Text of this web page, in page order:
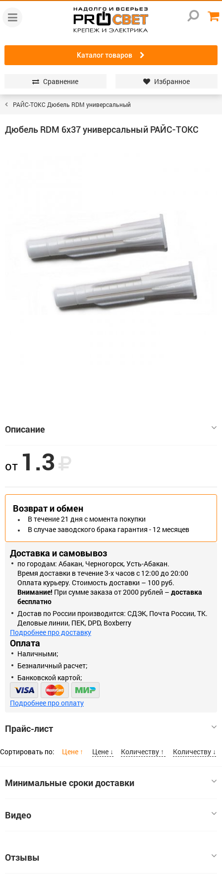
Каталог товаров
Сравнение Избранное
РАЙС-ТОКС Дюбель RDM универсальный
Дюбель RDM 6х37 универсальный РАЙС-ТОКС
Описание
Универсальный дюбель RD используется для стандартных
креплений с помощью универсальных шурупов в сплошных и
как в кирпиче, бетоне, так и в гипсокартоне.
Характеристики товара: Вес брутто, кг: 0,73 Основание - Бетон,
кирпич, гипсокартон. Диаметр, мм - 6. Длина, мм - 37.
* Изображения товаров на фотографиях, представленных на
сайте, могут отличаться от оригиналов.
от 1.3
Возврат и обмен
В течение 21 дня с момента покупки
В случае заводского брака гарантия - 12 месяцев
Доставка и самовывоз
по городам: Абакан, Черногорск, Усть-Абакан.
Время доставки в течение 3-х часов с 12:00 до 20:00
Оплата курьеру. Стоимость доставки – 100 руб.
Внимание! При сумме заказа от 2000 рублей – доставка
бесплатно
Достав по России производится: СДЭК, Почта России, ТК.
Деловые линии, ПЕК, DPD, Boxberry
Подробнее про доставку
Оплата
Наличными;
Безналичный расчет;
Банковской картой;
Подробнее про оплату
Прайс-лист
Сортировать по: Цене ↑ Цене ↓ Количеству ↑ Количеству ↓
Размер
Дюбель RDM 6х37 универсальный РАЙС-ТОКС
В наличии:
Минимальные сроки доставки
Видео
Отзывы